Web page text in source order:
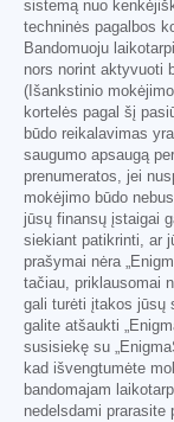
sistemą nuo
techninės pagalbos
Bandomuoju
nors norint aktyvuoti
(Išankstinio
kortelės pagal šį
būdo reikalavimas
saugumo apsaugą
prenumeratos, jei
mokėjimo būdo
jūsų finansų įstaigai
siekiant patikrinti, ar
prašymai nėra
tačiau, priklausomai
gali turėti įtakos jūsų
galite atšaukti
susisiekę su
kad išvengtumėte
bandomajam
nedelsdami prarasite